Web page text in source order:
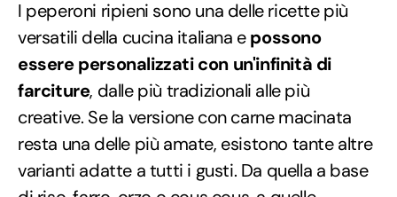
I peperoni ripieni sono una delle ricette più
versatili della cucina italiana epossono
essere personalizzati con un'infinità di
farciture, dalle più tradizionali alle più
creative. Se la versione con carne macinata
resta una delle più amate, esistono tante altre
varianti adatte a tutti i gusti. Da quella a base